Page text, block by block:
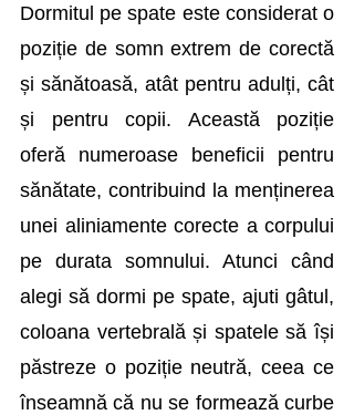
Dormitul pe spate este considerat o
poziție de somn extrem de corectă
și sănătoasă, atât pentru adulți, cât
și pentru copii. Această poziție
oferă numeroase beneficii pentru
sănătate, contribuind la menținerea
unei aliniamente corecte a corpului
pe durata somnului. Atunci când
alegi să dormi pe spate, ajuti gâtul,
coloana vertebrală și spatele să își
păstreze o poziție neutră, ceea ce
înseamnă că nu se formează curbe